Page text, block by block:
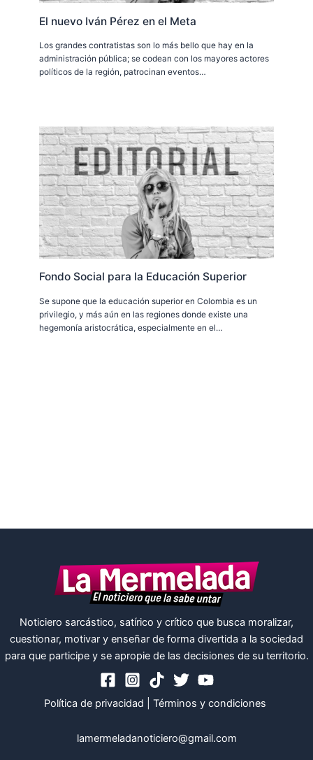
El nuevo Iván Pérez en el Meta
Los grandes contratistas son lo más bello que hay en la
administración pública; se codean con los mayores actores
políticos de la región, patrocinan eventos…
Fondo Social para la Educación Superior
Se supone que la educación superior en Colombia es un
privilegio, y más aún en las regiones donde existe una
hegemonía aristocrática, especialmente en el…
Noticiero sarcástico, satírico y crítico que busca moralizar,
cuestionar, motivar y enseñar de forma divertida a la sociedad
para que participe y se apropie de las decisiones de su territorio.
Política de privacidad Términos y condiciones
lamermeladanoticiero@gmail.com